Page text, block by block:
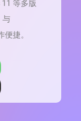
等多版
与
捷。